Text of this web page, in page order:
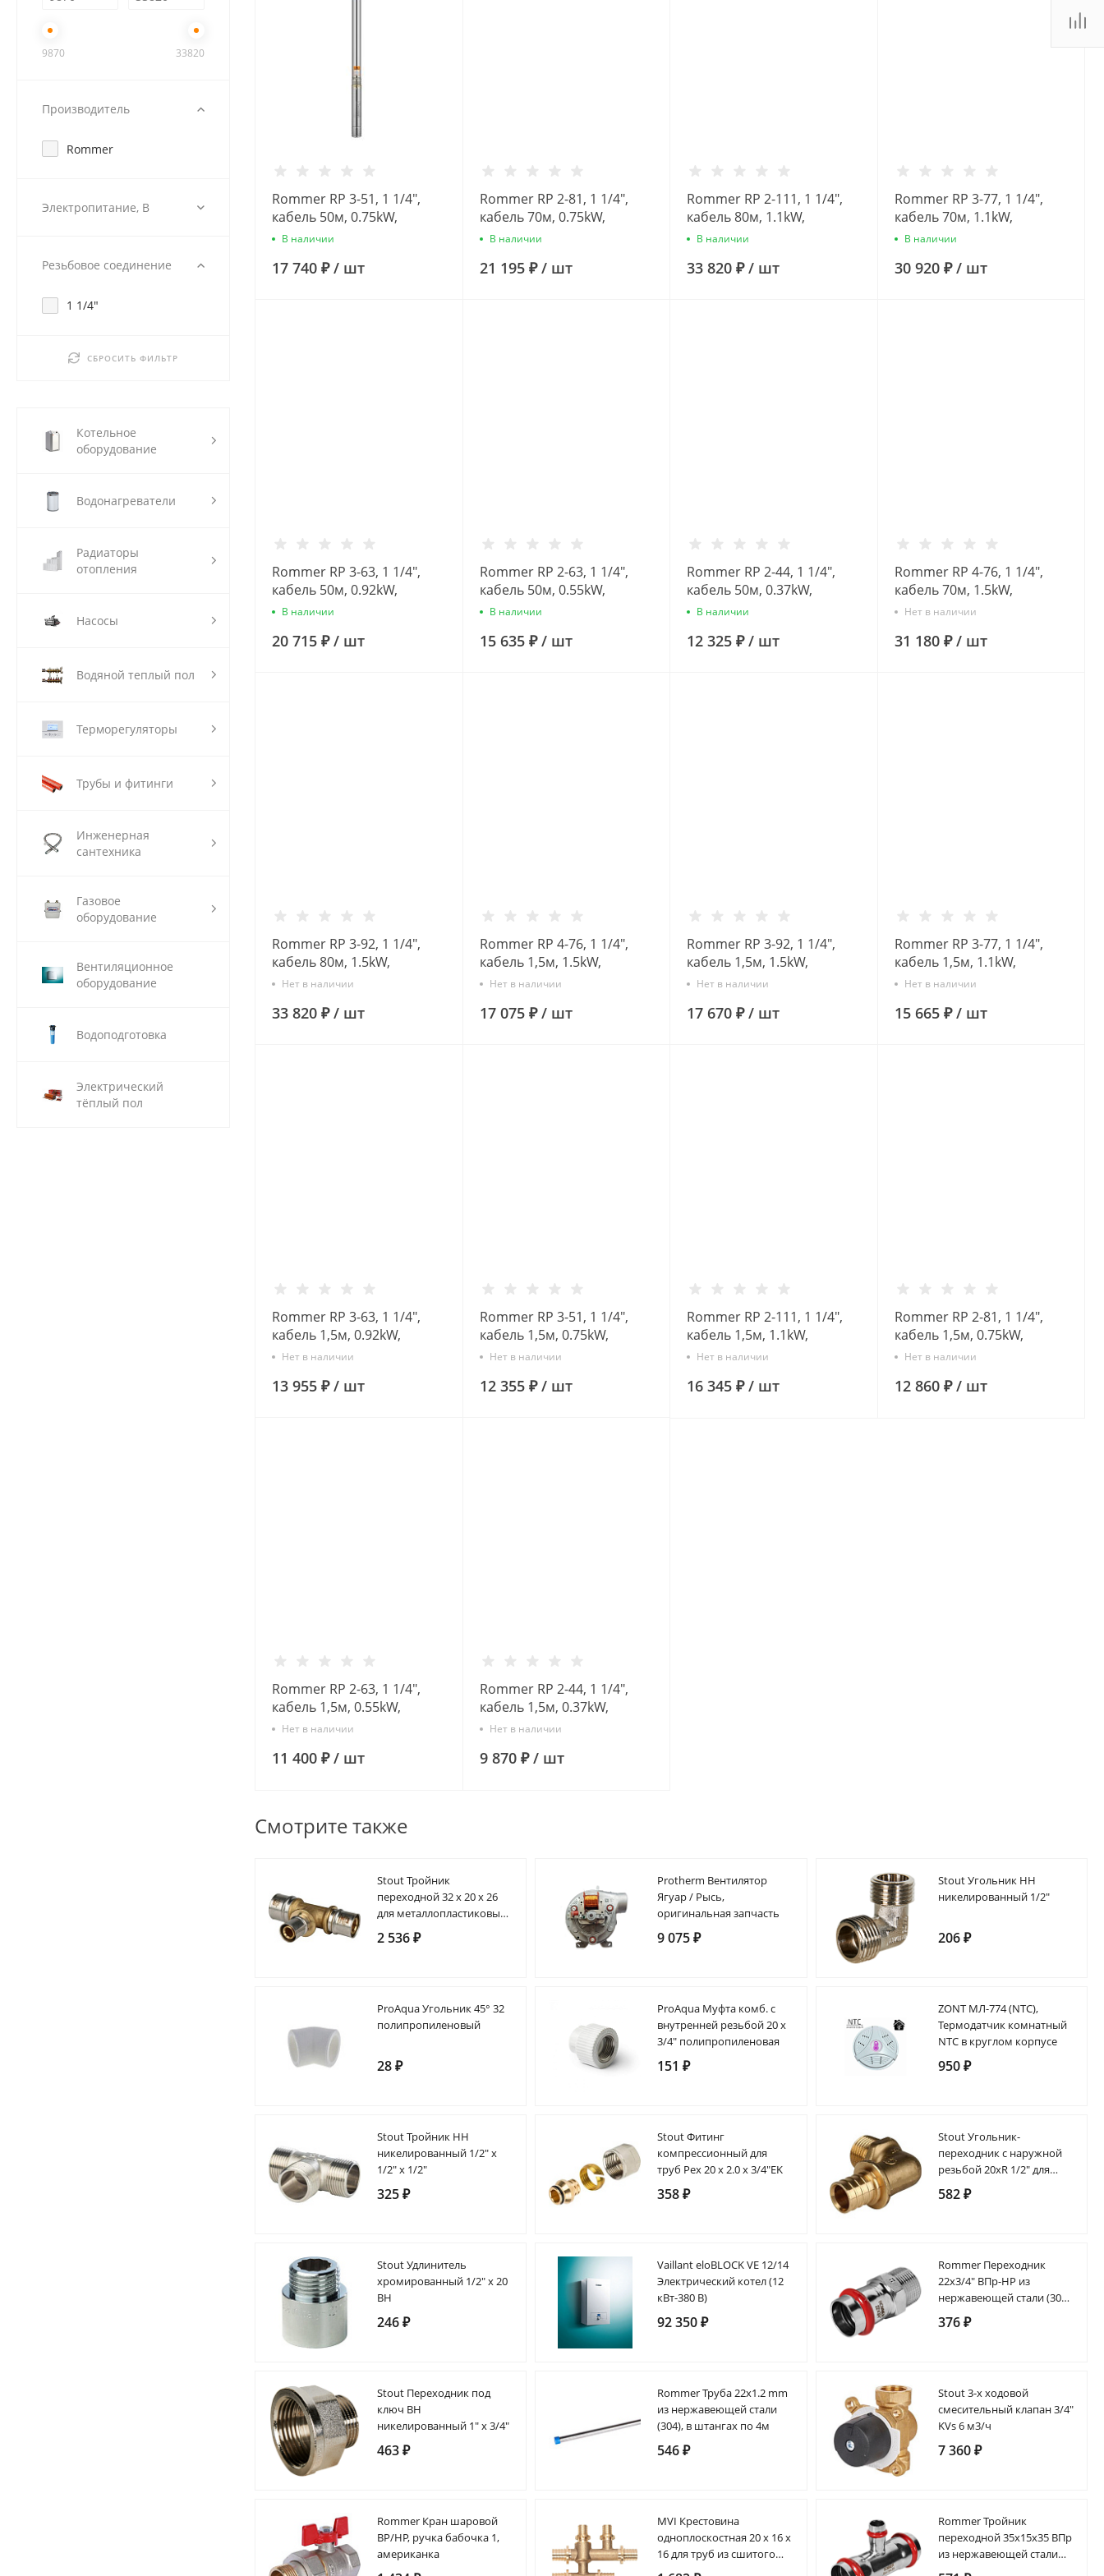
9870 33820
Производитель
Rommer
Электропитание, В
Резьбовое соединение
1 1/4"
СБРОСИТЬ ФИЛЬТР
Котельное
оборудование
Водонагреватели
Радиаторы
отопления
Насосы
Водяной теплый пол
Терморегуляторы
Трубы и фитинги
Инженерная
сантехника
Газовое
оборудование
Вентиляционное
оборудование
Водоподготовка
Электрический
тёплый пол
Rommer RP 3-51, 1 1/4",
кабель 50м, 0.75kW,
Скважинный насос
В наличии
17 740 ₽/ шт
Rommer RP 2-81, 1 1/4",
кабель 70м, 0.75kW,
Скважинный насос
В наличии
21 195 ₽/ шт
Rommer RP 2-111, 1 1/4",
кабель 80м, 1.1kW,
Скважинный насос
В наличии
33 820 ₽/ шт
Rommer RP 3-77, 1 1/4",
кабель 70м, 1.1kW,
Скважинный насос
В наличии
30 920 ₽/ шт
Rommer RP 3-63, 1 1/4",
кабель 50м, 0.92kW,
Скважинный насос
В наличии
20 715 ₽/ шт
Rommer RP 2-63, 1 1/4",
кабель 50м, 0.55kW,
Скважинный насос
В наличии
15 635 ₽/ шт
Rommer RP 2-44, 1 1/4",
кабель 50м, 0.37kW,
Скважинный насос
В наличии
12 325 ₽/ шт
Rommer RP 4-76, 1 1/4",
кабель 70м, 1.5kW,
Скважинный насос
Нет в наличии
31 180 ₽/ шт
Rommer RP 3-92, 1 1/4",
кабель 80м, 1.5kW,
Скважинный насос
Нет в наличии
33 820 ₽/ шт
Rommer RP 4-76, 1 1/4",
кабель 1,5м, 1.5kW,
Скважинный насос
Нет в наличии
17 075 ₽/ шт
Rommer RP 3-92, 1 1/4",
кабель 1,5м, 1.5kW,
Скважинный насос
Нет в наличии
17 670 ₽/ шт
Rommer RP 3-77, 1 1/4",
кабель 1,5м, 1.1kW,
Скважинный насос
Нет в наличии
15 665 ₽/ шт
Rommer RP 3-63, 1 1/4",
кабель 1,5м, 0.92kW,
Скважинный насос
Нет в наличии
13 955 ₽/ шт
Rommer RP 3-51, 1 1/4",
кабель 1,5м, 0.75kW,
Скважинный насос
Нет в наличии
12 355 ₽/ шт
Rommer RP 2-111, 1 1/4",
кабель 1,5м, 1.1kW,
Скважинный насос
Нет в наличии
16 345 ₽/ шт
Rommer RP 2-81, 1 1/4",
кабель 1,5м, 0.75kW,
Скважинный насос
Нет в наличии
12 860 ₽/ шт
Rommer RP 2-63, 1 1/4",
кабель 1,5м, 0.55kW,
Скважинный насос
Нет в наличии
11 400 ₽/ шт
Rommer RP 2-44, 1 1/4",
кабель 1,5м, 0.37kW,
Скважинный насос
Нет в наличии
9 870 ₽/ шт
Смотрите также
Stout Тройник
переходной 32 х 20 х 26
для металлопластиковых
труб прессовой
2 536 ₽
Protherm Вентилятор
Ягуар / Рысь,
оригинальная запчасть
9 075 ₽
Stout Угольник НН
никелированный 1/2"
206 ₽
ProAqua Угольник 45° 32
полипропиленовый
28 ₽
ProAqua Муфта комб. с
внутренней резьбой 20 х
3/4" полипропиленовая
151 ₽
ZONT МЛ-774 (NTC),
Термодатчик комнатный
NTC в круглом корпусе
950 ₽
Stout Тройник НН
никелированный 1/2" х
1/2" х 1/2"
325 ₽
Stout Фитинг
компрессионный для
труб Pex 20 х 2.0 х 3/4"EK
358 ₽
Stout Угольник-
переходник с наружной
резьбой 20xR 1/2" для
труб из сшитого
полиэтилена аксиальный
582 ₽
Stout Удлинитель
хромированный 1/2" х 20
ВН
246 ₽
Vaillant eloBLOCK VE 12/14
Электрический котел (12
кВт-380 В)
92 350 ₽
Rommer Переходник
22х3/4" ВПр-НР из
нержавеющей стали (304),
кольцо из EPDM
376 ₽
Stout Переходник под
ключ ВН
никелированный 1" х 3/4"
463 ₽
Rommer Труба 22х1.2 mm
из нержавеющей стали
(304), в штангах по 4м
546 ₽
Stout 3-х ходовой
смесительный клапан 3/4"
KVs 6 м3/ч
7 360 ₽
Rommer Кран шаровой
ВР/НР, ручка бабочка 1,
американка
MVI Крестовина
одноплоскостная 20 x 16 x
16 для труб из сшитого
полиэтилена, аксиальная
Rommer Тройник
переходной 35х15х35 ВПр
из нержавеющей стали
(304), кольцо из EPDM